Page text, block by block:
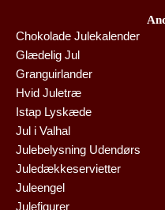
Chokolade Julekalender
Glædelig Jul
Granguirlander
Hvid Juletræ
Istap Lyskæde
Jul i Valhal
Julebelysning Udendørs
Juledækkeservietter
Juleengel
Julefigurer